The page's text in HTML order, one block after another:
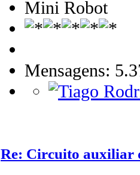
Mini Robot
Mensagens:
Re: Circuito auxiliar